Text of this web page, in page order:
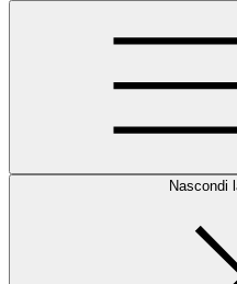
Nascondi